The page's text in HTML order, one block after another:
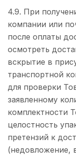
4.9. При
компании или
после оплаты
осмотреть
вскрытие в
транспортной
для проверки
заявленному
комплектности
целостность
претензий к
(недовложение,